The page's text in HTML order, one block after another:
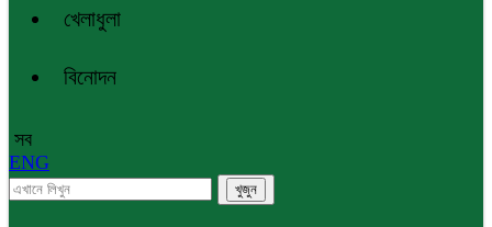
খেলাধুলা
বিনোদন
সব
ENG